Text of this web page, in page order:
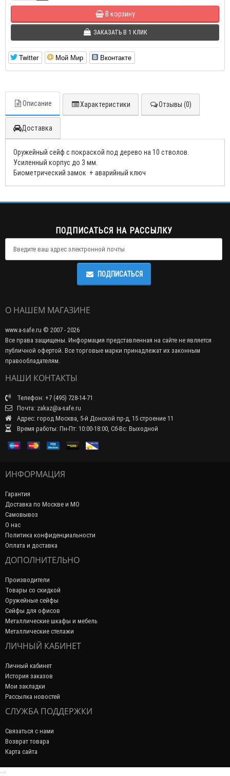
В корзину
ЗАКАЗАТЬ В 1 КЛИК
Twitter Мой Мир Вконтакте
Описание Характеристики Отзывы (0)
Доставка
Оружейный сейф с покраской под дерево на 10 стволов.
Усиленный корпус до 3 мм.
Биометрический замок + аварийный ключ
ПОДПИСАТЬСЯ НА РАССЫЛКУ
ПОДПИСАТЬСЯ
О НАШЕМ МАГАЗИНЕ
www.a-safe.ru © 2007 - 2026
Все права защищены. Информация представленная на сайте не является
публичной офертой. Все торговые марки принадлежат их законным
правообладателям.
НАШИ КОНТАКТЫ
Телефон: +7 (495) 728-14-71
Почта: zakaz@a-safe.ru
Адрес: город Москва, 5-й Донской пр-д, 15 строение 11
Время работы: Пн-Пт: 10:00-18:00, Сб-Вс: Выходной
ИНФОРМАЦИЯ
Гарантия
Доставка по Москве и МО
Самовывоз
О нас
Политика конфиденциальности
Оплата и доставка
ДОПОЛНИТЕЛЬНО
Производители
Товары со скидкой
Оружейные сейфы
Сейфы для офисов
Металлические шкафы и мебель
Металлические стелажи
ЛИЧНЫЙ КАБИНЕТ
Личный кабинет
История заказов
Мои закладки
Рассылка новостей
СЛУЖБА ПОДДЕРЖКИ
Связаться с нами
Возврат товара
Карта сайта
-->